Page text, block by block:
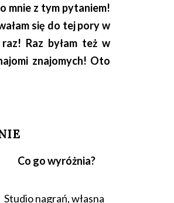
mnie z tym pytaniem!
się do tej pory w
Raz byłam też w
znajomych! Oto
Co go wyróżnia?
Studio nagrań, własna